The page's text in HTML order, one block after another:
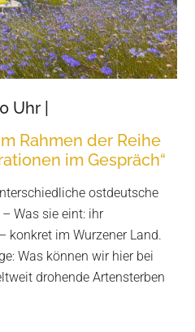
Uhr |
Rahmen der Reihe
im Gespräch“
ostdeutsche
Was sie eint: ihr
konkret im Wurzener Land.
Was können wir hier bei
drohende Artensterben